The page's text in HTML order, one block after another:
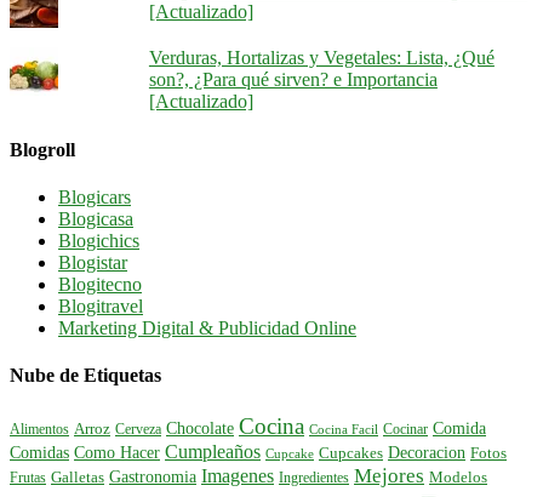
[Actualizado]
Verduras, Hortalizas y Vegetales: Lista, ¿Qué
son?, ¿Para qué sirven? e Importancia
[Actualizado]
Blogroll
Blogicars
Blogicasa
Blogichics
Blogistar
Blogitecno
Blogitravel
Marketing Digital & Publicidad Online
Nube de Etiquetas
Alimentos Arroz Cerveza Chocolate Cocina Cocina Facil Cocinar Comida
Comidas Como Hacer Cumpleaños Cupcake Cupcakes Decoracion Fotos
Frutas Galletas Gastronomia Imagenes Ingredientes Mejores Modelos